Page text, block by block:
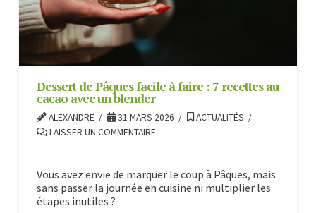
Dessert de Pâques facile à faire : 7 recettes au
cacao avec un blender
ALEXANDRE 31 MARS 2026
ACTUALITÉS
LAISSER UN COMMENTAIRE
Vous avez envie de marquer le coup à Pâques, mais
sans passer la journée en cuisine ni multiplier les
étapes inutiles ?